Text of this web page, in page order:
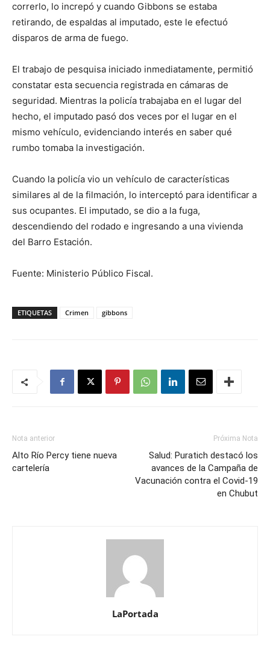
correrlo, lo increpó y cuando Gibbons se estaba
retirando, de espaldas al imputado, este le efectuó
disparos de arma de fuego.
El trabajo de pesquisa iniciado inmediatamente, permitió
constatar esta secuencia registrada en cámaras de
seguridad. Mientras la policía trabajaba en el lugar del
hecho, el imputado pasó dos veces por el lugar en el
mismo vehículo, evidenciando interés en saber qué
rumbo tomaba la investigación.
Cuando la policía vio un vehículo de características
similares al de la filmación, lo interceptó para identificar a
sus ocupantes. El imputado, se dio a la fuga,
descendiendo del rodado e ingresando a una vivienda
del Barro Estación.
Fuente: Ministerio Público Fiscal.
ETIQUETAS Crimen gibbons
Nota anterior
Alto Río Percy tiene nueva
cartelería
Próxima Nota
Salud: Puratich destacó los
avances de la Campaña de
Vacunación contra el Covid-19
en Chubut
LaPortada